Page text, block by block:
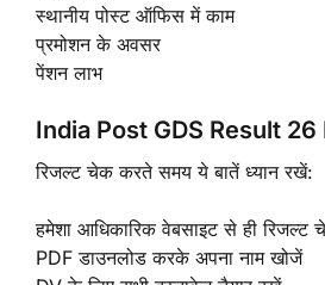
स्थानीय पोस्ट ऑफिस में काम
प्रमोशन के अवसर
पेंशन लाभ
India Post GDS Result
रिजल्ट चेक करते समय ये बातें ध्यान रखें:
हमेशा आधिकारिक वेबसाइट से ही रिजल्ट
PDF डाउनलोड करके अपना नाम खोजें